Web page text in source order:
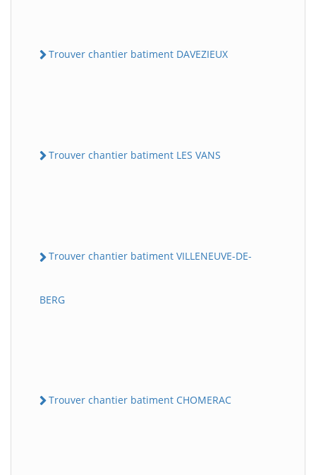
Trouver chantier batiment DAVEZIEUX
Trouver chantier batiment LES VANS
Trouver chantier batiment VILLENEUVE-DE-
BERG
Trouver chantier batiment CHOMERAC